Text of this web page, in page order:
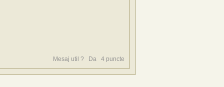
Mesaj util ? Da 4 puncte